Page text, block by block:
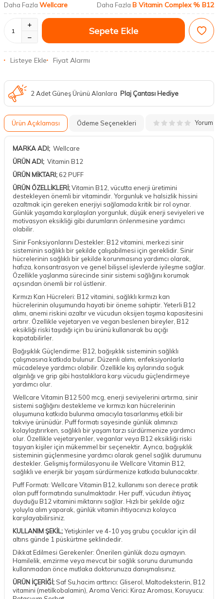
Daha Fazla Wellcare Daha Fazla B Vitamin Complex % B12
Sepete Ekle
Listeye Ekle Fiyat Alarmı
2 Adet Güneş Ürünü Alanlara Plaj Çantası Hediye
Ürün Açıklaması Ödeme Seçenekleri Yorum
MARKA ADI; Wellcare
ÜRÜN ADI; Vitamin B12
ÜRÜN MİKTARI; 62 PUFF
ÜRÜN ÖZELLİKLERİ;Vitamin B12, vücutta enerji üretimini
destekleyen önemli bir vitamindir. Yorgunluk ve halsizlik hissini
azaltmak için gereken enerjiyi sağlamada kritik bir rol oynar.
Günlük yaşamda karşılaşılan yorgunluk, düşük enerji seviyeleri ve
motivasyon eksikliği gibi durumların önlenmesine yardımcı
olabilir.
Sinir Fonksiyonlarını Destekler: B12 vitamini, merkezi sinir
sisteminin sağlıklı bir şekilde çalışabilmesi için gereklidir. Sinir
hücrelerinin sağlıklı bir şekilde korunmasına yardımcı olarak,
hafıza, konsantrasyon ve genel bilişsel işlevlerde iyileşme sağlar.
Özellikle yaşlanma sürecinde sinir sistemi sağlığını korumak
açısından önemli bir rol üstlenir.
Kırmızı Kan Hücreleri: B12 vitamini, sağlıklı kırmızı kan
hücrelerinin oluşumunda hayati bir öneme sahiptir. Yeterli B12
alımı, anemi riskini azaltır ve vücudun oksijen taşıma kapasitesini
artırır. Özellikle vejetaryen ve vegan beslenen bireyler, B12
eksikliği riski taşıdığı için bu ürünü kullanarak bu açığı
kapatabilirler.
Bağışıklık Güçlendirme: B12, bağışıklık sisteminin sağlıklı
çalışmasına katkıda bulunur. Düzenli alımı, enfeksiyonlarla
mücadeleye yardımcı olabilir. Özellikle kış aylarında soğuk
algınlığı ve grip gibi hastalıklara karşı vücudu güçlendirmeye
yardımcı olur.
Wellcare Vitamin B12 500 mcg, enerji seviyelerini artırma, sinir
sistemi sağlığını destekleme ve kırmızı kan hücrelerinin
oluşumuna katkıda bulunma amacıyla tasarlanmış etkili bir
takviye ürünüdür. Puff formatı sayesinde günlük alımınızı
kolaylaştırırken, sağlıklı bir yaşam tarzı sürdürmenize yardımcı
olur. Özellikle vejetaryenler, veganlar veya B12 eksikliği riski
taşıyan kişiler için mükemmel bir seçenektir. Ayrıca, bağışıklık
sisteminin güçlenmesine yardımcı olarak genel sağlık durumunu
destekler. Gelişmiş formülasyonu ile Wellcare Vitamin B12,
sağlıklı ve enerjik bir yaşam sürdürmenize katkıda bulunacaktır.
Puff Formatı: Wellcare Vitamin B12, kullanımı son derece pratik
olan puff formatında sunulmaktadır. Her puff, vücudun ihtiyaç
duyduğu B12 vitamini miktarını sağlar. Hızlı bir şekilde ağız
yoluyla alım yaparak, günlük vitamin ihtiyacınızı kolayca
karşılayabilirsiniz.
KULLANIM ŞEKİL;Yetişkinler ve 4-10 yaş grubu çocuklar için dil
altıns günde 1 püskürtme şeklindedir.
Dikkat Edilmesi Gerekenler: Önerilen günlük dozu aşmayın.
Hamilelik, emzirme veya mevcut bir sağlık sorunu durumunda
kullanmadan önce mutlaka doktorunuza danışmalısınız.
ÜRÜN İÇERİĞİ; Saf Su,hacim arttırıcı: Gliserol, Maltodeksterin, B12
vitamini (metilkobalamin), Aroma Verici: Kiraz Aroması, Koruyucu: